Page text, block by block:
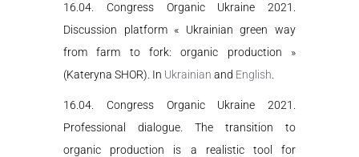
16.04. Congress Organic Ukraine 2021
Discussion platform « Ukrainian green way
from farm to fork: organic production »
(Kateryna SHOR). In Ukrainian and English
16.04. Congress Organic Ukraine 2021
Professional dialogue. The transition to
organic production is a realistic tool for